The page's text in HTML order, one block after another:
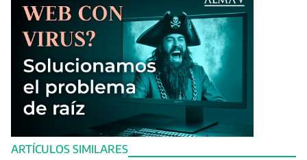
ARTÍCULOS SIMILARES